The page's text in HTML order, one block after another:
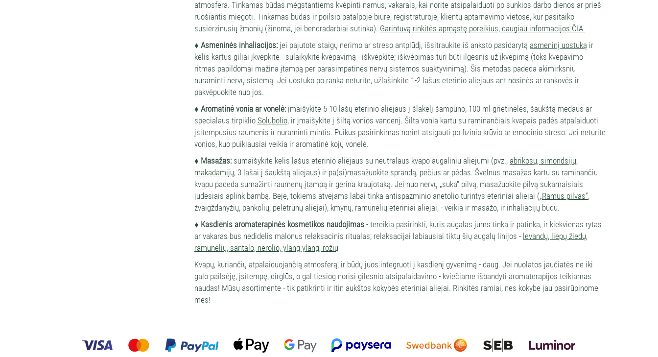
atmosfera. Tinkamas būdas mėgstantiems kvėpinti namus, vakarais, kai norite atsipalaiduoti po sunkios darbo dienos ar prieš
ruošiantis miegoti. Tinkamas būdas ir poilsio patalpoje biure, registratūroje, klientų aptarnavimo vietose, kur pasitaiko
susierzinusių žmonių (žinoma, jei bendradarbiai sutinka). Garintuvą rinkitės apmąstę poreikius, daugiau informacijos ČIA.
♦ Asmeninės inhaliacijos: jei pajutote staigų nerimo ar streso antplūdį, išsitraukite iš anksto pasidarytą asmeninį uostuką ir
kelis kartus giliai įkvėpkite - sulaikykite kvėpavimą - iškvėpkite; iškvėpimas turi būti ilgesnis už įkvėpimą (toks kvėpavimo
ritmas papildomai mažina įtampą per parasimpatinės nervų sistemos suaktyvinimą). Šis metodas padeda akimirksniu
nuraminti nervų sistemą. Jei uostuko po ranka neturite, užlašinkite 1-2 lašus eterinio aliejaus ant nosinės ar rankovės ir
pakvėpuokite nuo jos.
♦ Aromatinė vonia ar vonelė: įmaišykite 5-10 lašų eterinio aliejaus į šlakelį šampūno, 100 ml grietinėlės, šaukštą medaus ar
specialaus tirpiklio Solubolio, ir įmaišykite į šiltą vonios vandenį. Šilta vonia kartu su raminančiais kvapais padės atpalaiduoti
įsitempusius raumenis ir nuraminti mintis. Puikus pasirinkimas norint atsigauti po fizinio krūvio ar emocinio streso. Jei neturite
vonios, kuo puikiausiai veikia ir aromatinė kojų vonelė.
♦ Masažas: sumaišykite kelis lašus eterinio aliejaus su neutralaus kvapo augaliniu aliejumi (pvz., abrikosų, simondsijų,
makadamijų, 3 lašai į šaukštą aliejaus) ir pa(si)masažuokite sprandą, pečius ar pėdas. Švelnus masažas kartu su raminančiu
kvapu padeda sumažinti raumenų įtampą ir gerina kraujotaką. Jei nuo nervų „suka“ pilvą, masažuokite pilvą sukamaisiais
judesiais aplink bambą. Beje, tokiems atvejams labai tinka antispazminio anetolio turintys eteriniai aliejai („Ramus pilvas“,
žvaigždanyžių, pankolių, peletrūnų aliejai), kmynų, ramunėlių eteriniai aliejai, - veikia ir masažo, ir inhaliacijų būdu.
♦ Kasdienis aromaterapinės kosmetikos naudojimas - tereikia pasirinkti, kuris augalas jums tinka ir patinka, ir kiekvienas rytas
ar vakaras bus nedidelis malonus relaksacinis ritualas; relaksacijai labiausiai tiktų šių augalų linijos - levandų, liepų žiedų,
ramunėlių, santalo, nerolio, ylang-ylang, rožių
Kvapų, kuriančių atpalaiduojančią atmosferą, ir būdų juos integruoti į kasdienį gyvenimą - daug. Jei nuolatos jaučiatės ne iki
galo pailsėję, įsitempę, dirglūs, o gal tiesiog norisi gilesnio atsipalaidavimo - kviečiame išbandyti aromaterapijos teikiamas
naudas! Mūsų asortimente - tik patikrinti ir itin aukštos kokybės eteriniai aliejai. Rinkitės ramiai, nes kokybe jau pasirūpinome
mes!